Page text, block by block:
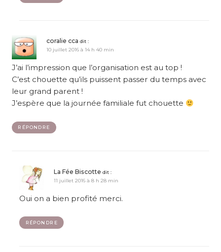
coralie cca dit :
10 juillet 2016 à 14 h 40 min
J’ai l’impression que l’organisation est au top !
C’est chouette qu’ils puissent passer du temps avec
leur grand parent !
J’espère que la journée familiale fut chouette
RÉPONDRE
La Fée Biscotte dit :
11 juillet 2016 à 8 h 28 min
Oui on a bien profité merci.
RÉPONDRE